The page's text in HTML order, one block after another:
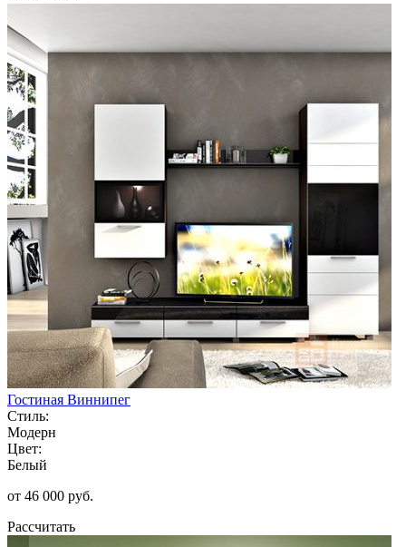
Гостиная Виннипег
Стиль:
Модерн
Цвет:
Белый
от 46 000 руб.
Рассчитать